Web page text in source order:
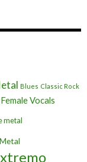
Blues Classic Rock
Female Vocals
metal